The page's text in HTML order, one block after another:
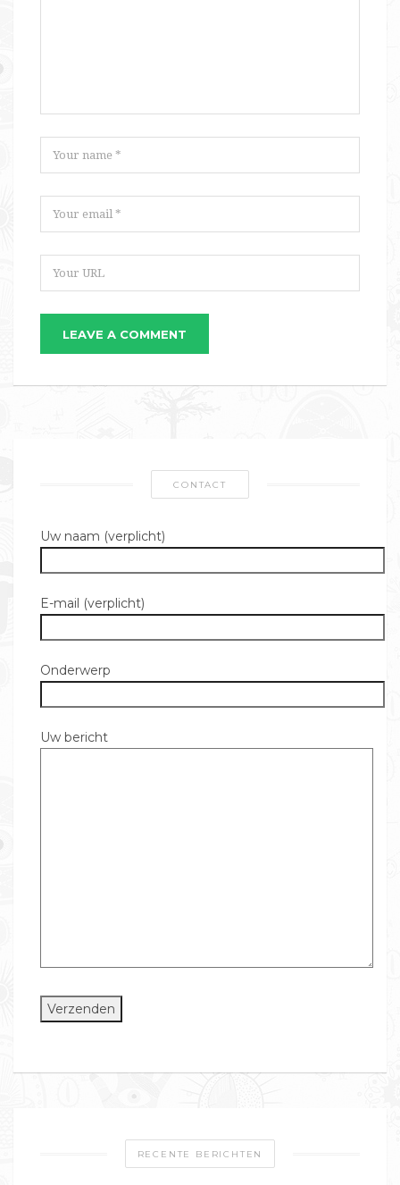
LEAVE A COMMENT
CONTACT
Uw naam (verplicht)
E-mail (verplicht)
Onderwerp
Uw bericht
RECENTE BERICHTEN